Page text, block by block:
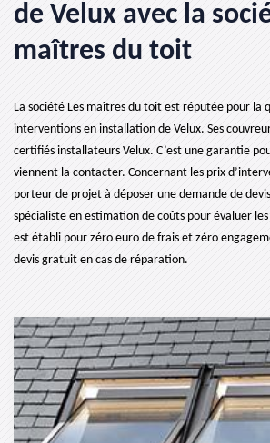
de Velux avec la
maîtres du toit
La société Les maîtres du toit est réputée pour la
interventions en installation de Velux. Ses
certifiés installateurs Velux. C’est une garantie
viennent la contacter. Concernant les prix
porteur de projet à déposer une demande de
spécialiste en estimation de coûts pour évaluer
est établi pour zéro euro de frais et zéro
devis gratuit en cas de réparation.